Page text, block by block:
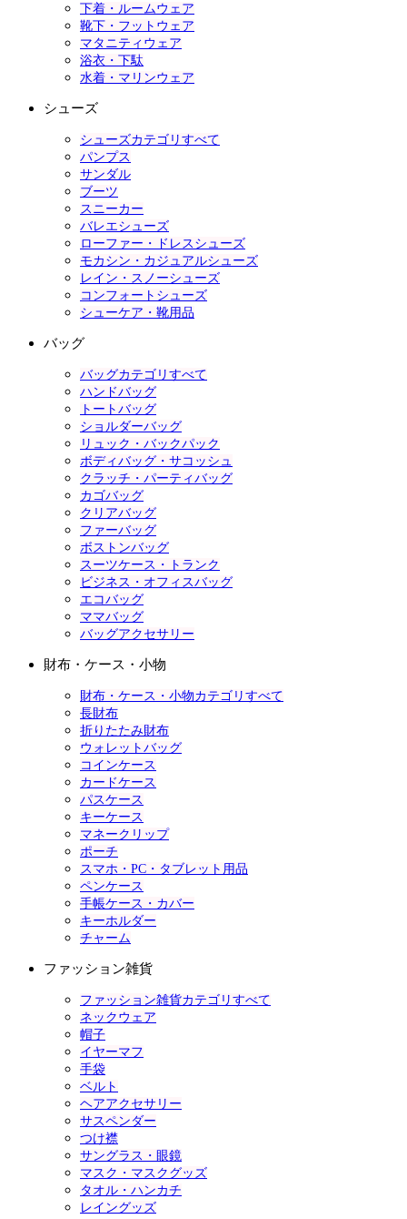
下着・ルームウェア
靴下・フットウェア
マタニティウェア
浴衣・下駄
水着・マリンウェア
シューズ
シューズカテゴリすべて
パンプス
サンダル
ブーツ
スニーカー
バレエシューズ
ローファー・ドレスシューズ
モカシン・カジュアルシューズ
レイン・スノーシューズ
コンフォートシューズ
シューケア・靴用品
バッグ
バッグカテゴリすべて
ハンドバッグ
トートバッグ
ショルダーバッグ
リュック・バックパック
ボディバッグ・サコッシュ
クラッチ・パーティバッグ
カゴバッグ
クリアバッグ
ファーバッグ
ボストンバッグ
スーツケース・トランク
ビジネス・オフィスバッグ
エコバッグ
ママバッグ
バッグアクセサリー
財布・ケース・小物
財布・ケース・小物カテゴリすべて
長財布
折りたたみ財布
ウォレットバッグ
コインケース
カードケース
パスケース
キーケース
マネークリップ
ポーチ
スマホ・PC・タブレット用品
ペンケース
手帳ケース・カバー
キーホルダー
チャーム
ファッション雑貨
ファッション雑貨カテゴリすべて
ネックウェア
帽子
イヤーマフ
手袋
ベルト
ヘアアクセサリー
サスペンダー
つけ襟
サングラス・眼鏡
マスク・マスクグッズ
タオル・ハンカチ
レイングッズ